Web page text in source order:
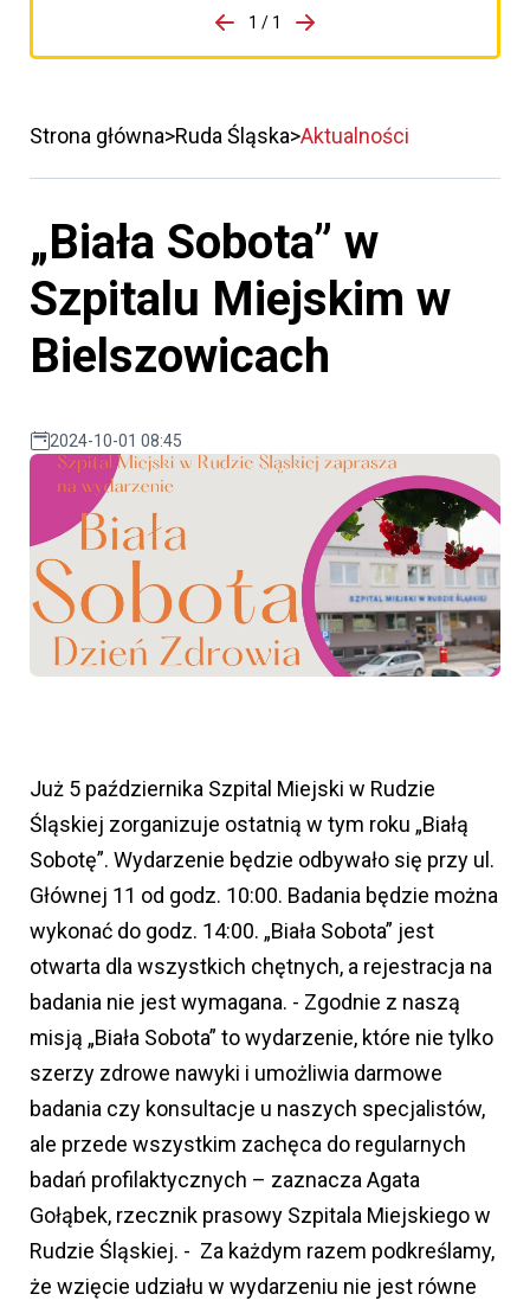
porzpedniego komunikatu
1 / 1
Przejdź do następnego
Strona główna Ruda Śląska Aktualności
„Biała Sobota” w
Szpitalu Miejskim w
Bielszowicach
2024-10-01 08:45
Już 5 października Szpital Miejski w Rudzie
Śląskiej zorganizuje ostatnią w tym roku „Białą
Sobotę”. Wydarzenie będzie odbywało się przy ul.
Głównej 11 od godz. 10:00. Badania będzie można
wykonać do godz. 14:00. „Biała Sobota” jest
otwarta dla wszystkich chętnych, a rejestracja na
badania nie jest wymagana. - Zgodnie z naszą
misją „Biała Sobota” to wydarzenie, które nie tylko
szerzy zdrowe nawyki i umożliwia darmowe
badania czy konsultacje u naszych specjalistów,
ale przede wszystkim zachęca do regularnych
badań profilaktycznych – zaznacza Agata
Gołąbek, rzecznik prasowy Szpitala Miejskiego w
Rudzie Śląskiej. - Za każdym razem podkreślamy,
że wzięcie udziału w wydarzeniu nie jest równe